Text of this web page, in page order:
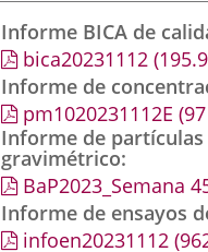
Informe BICA de
bica20231112 (195.9
Informe de
pm1020231112E (97
Informe de
gravimétrico
BaP2023_Semana
Informe de ensayos
infoen20231112